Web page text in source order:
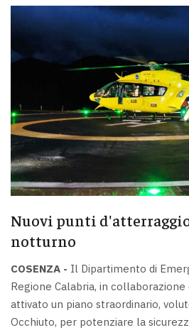
Nuovi punti
notturno
COSENZA - Il Dipartimento di
Regione Calabria, in collaborazione
attivato un piano straordinario,
Occhiuto, per potenziare la